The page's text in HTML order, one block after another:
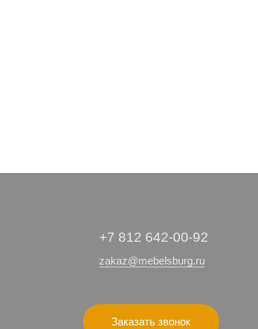
+7 812 642-00-92
zakaz@mebelsburg.ru
Заказать звонок